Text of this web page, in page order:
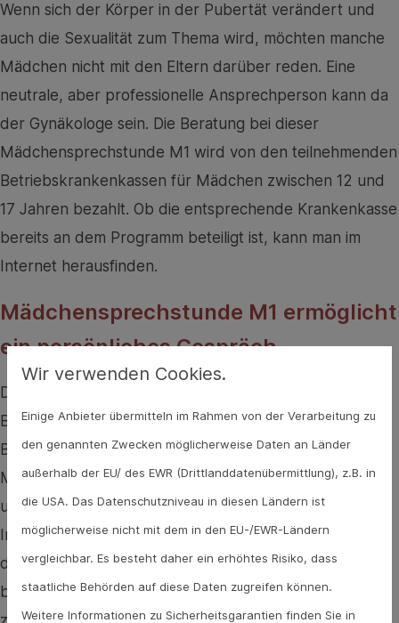
Wenn sich der Körper in der Pubertät verändert und
auch die Sexualität zum Thema wird, möchten manche
Mädchen nicht mit den Eltern darüber reden. Eine
neutrale, aber professionelle Ansprechperson kann da
der Gynäkologe sein. Die Beratung bei dieser
Mädchensprechstunde M1 wird von den teilnehmenden
Betriebskrankenkassen für Mädchen zwischen 12 und
17 Jahren bezahlt. Ob die entsprechende Krankenkasse
bereits an dem Programm beteiligt ist, kann man im
Internet herausfinden.
Mädchensprechstunde M1 ermöglicht
ein persönliches Gespräch
Diese Leistungen wurden 2024 von einigen
Betriebskrankenkassen gemeinsam mit dem
Berufsverband der Frauenärzte beschlossen. Denn
Mädchen sollen über die Pubertät gut Bescheid wissen
und das so zuverlässig wie möglich. Zwar bietet das
Internet mit YouTube und sozialen Medien einiges zu
den Themen an, die Mädchen in der Pubertät
bewegen, aber diese sind nicht persönlich auf sie
Wir verwenden Cookies.
Einige Anbieter übermitteln im Rahmen von der Verarbeitung zu
den genannten Zwecken möglicherweise Daten an Länder
außerhalb der EU/ des EWR (Drittlanddatenübermittlung), z.B. in
die USA. Das Datenschutzniveau in diesen Ländern ist
möglicherweise nicht mit dem in den EU-/EWR-Ländern
vergleichbar. Es besteht daher ein erhöhtes Risiko, dass
staatliche Behörden auf diese Daten zugreifen können.
Weitere Informationen zu Sicherheitsgarantien finden Sie in